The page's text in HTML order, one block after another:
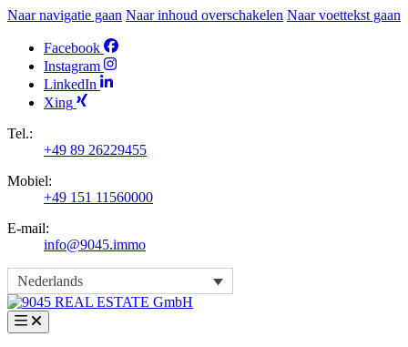
Naar navigatie gaan Naar inhoud overschakelen Naar voettekst gaan
Facebook
Instagram
LinkedIn
Xing
Tel.:
+49 89 26229455
Mobiel:
+49 151 11560000
E-mail:
info@9045.immo
Nederlands